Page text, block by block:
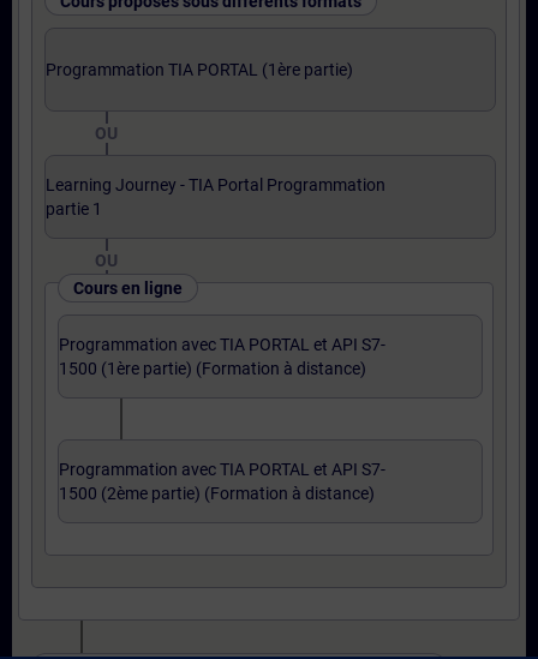
Programmation TIA PORTAL (1ère partie)
OU
Learning Journey - TIA Portal Programmation
partie 1
OU
Cours en ligne
Programmation avec TIA PORTAL et API S7-
1500 (1ère partie) (Formation à distance)
Programmation avec TIA PORTAL et API S7-
1500 (2ème partie) (Formation à distance)